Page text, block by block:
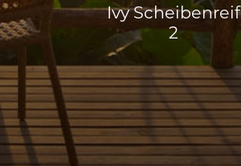
Ivy Scheibenreif
2